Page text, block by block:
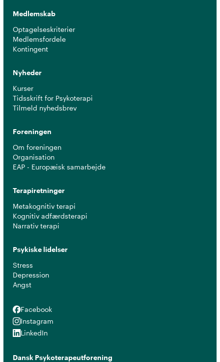
Medlemskab
Optagelseskriterier
Medlemsfordele
Kontingent
Nyheder
Kurser
Tidsskrift for Psykoterapi
Tilmeld nyhedsbrev
Foreningen
Om foreningen
Organisation
EAP - Europæisk samarbejde
Terapiretninger
Metakognitiv terapi
Kognitiv adfærdsterapi
Narrativ terapi
Psykiske lidelser
Stress
Depression
Angst
Facebook
Facebook
Instagram
Instagram
LinkedIn
LinkedIn
Dansk Psykoterapeutforening